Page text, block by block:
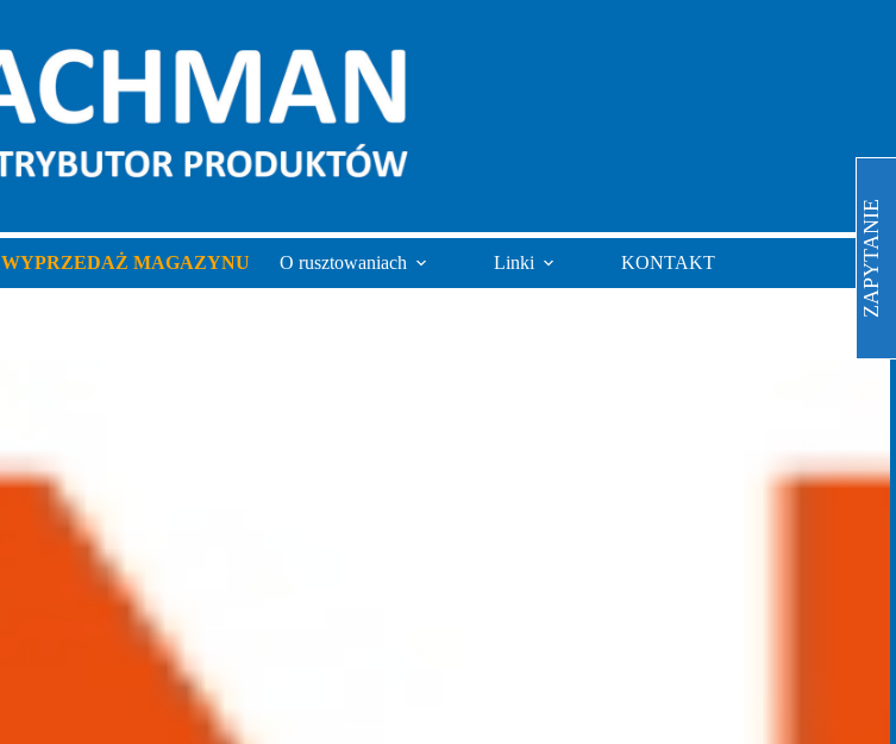
WYPRZEDAŻ MAGAZYNU O rusztowaniach Linki KONTAKT ZAPYTANIE